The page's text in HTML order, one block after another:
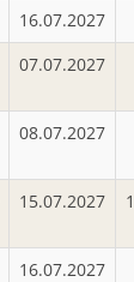
16.07.2027
07.07.2027
08.07.2027
15.07.2027
16.07.2027